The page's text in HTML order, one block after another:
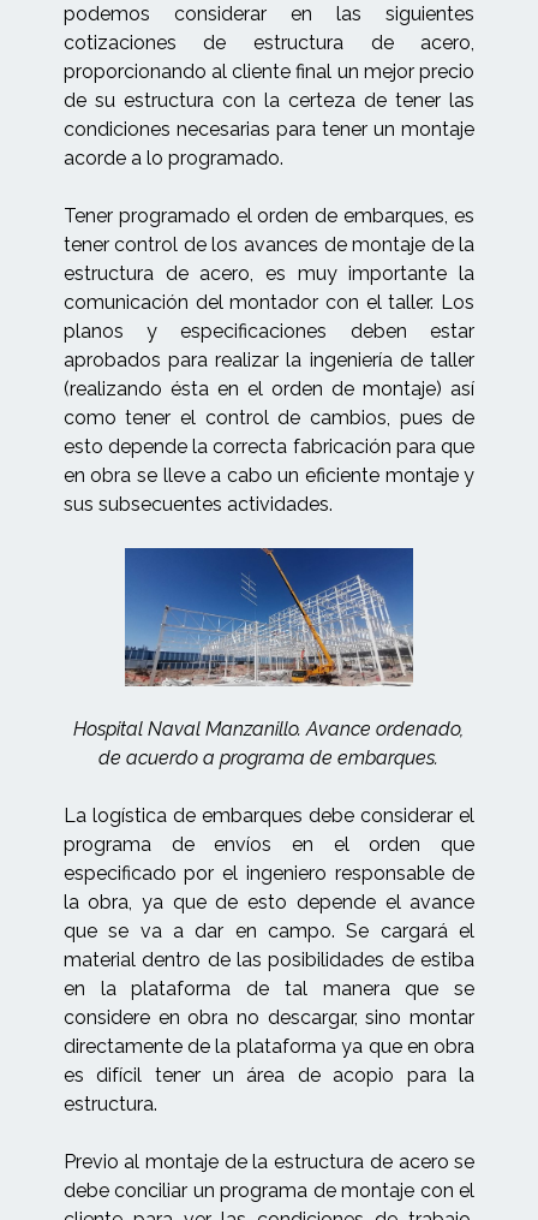
podemos considerar en las siguientes
cotizaciones de estructura de acero,
proporcionando al cliente final un mejor precio
de su estructura con la certeza de tener las
condiciones necesarias para tener un montaje
acorde a lo programado.
Tener programado el orden de embarques, es
tener control de los avances de montaje de la
estructura de acero, es muy importante la
comunicación del montador con el taller. Los
planos y especificaciones deben estar
aprobados para realizar la ingeniería de taller
(realizando ésta en el orden de montaje) así
como tener el control de cambios, pues de
esto depende la correcta fabricación para que
en obra se lleve a cabo un eficiente montaje y
sus subsecuentes actividades.
Hospital Naval Manzanillo. Avance ordenado,
de acuerdo a programa de embarques.
La logística de embarques debe considerar el
programa de envíos en el orden que
especificado por el ingeniero responsable de
la obra, ya que de esto depende el avance
que se va a dar en campo. Se cargará el
material dentro de las posibilidades de estiba
en la plataforma de tal manera que se
considere en obra no descargar, sino montar
directamente de la plataforma ya que en obra
es difícil tener un área de acopio para la
estructura.
Previo al montaje de la estructura de acero se
debe conciliar un programa de montaje con el